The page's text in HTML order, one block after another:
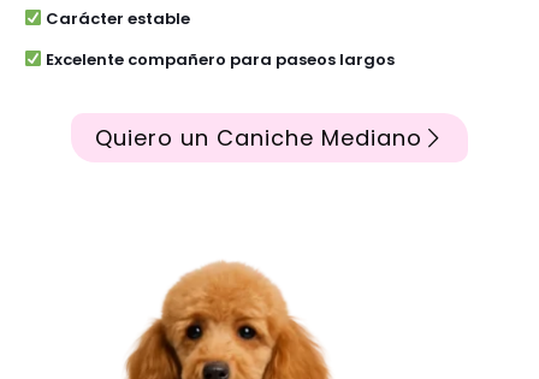
Carácter estable
Excelente compañero para paseos largos
Quiero un Caniche Mediano